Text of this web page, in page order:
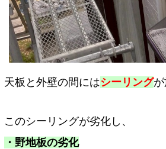
天板と外壁の間にはシーリングが
このシーリングが劣化し、
・野地板の劣化